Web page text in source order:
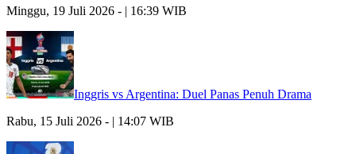
Minggu, 19 Juli 2026 - | 16:39 WIB
Inggris vs Argentina: Duel Panas Penuh Drama
Rabu, 15 Juli 2026 - | 14:07 WIB